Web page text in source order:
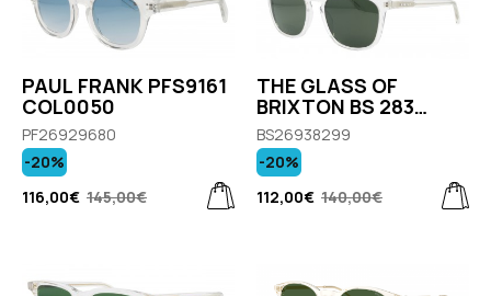
PAUL FRANK PFS9161
COL0050
PF26929680
116,00€ 145,00€
-20%
THE GLASS OF
BRIXTON BS 283
COL.06
BS26938299
112,00€ 140,00€
-20%